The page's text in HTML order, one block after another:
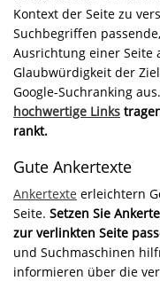
Kontext der Seite zu
Suchbegriffen
Ausrichtung einer Seite
Glaubwürdigkeit der
Google-Suchranking aus.
hochwertige Links
rankt.
Gute Ankertexte
Ankertexte erleichtern
Seite. Setzen Sie
zur verlinkten Seite
und Suchmaschinen
informieren über die